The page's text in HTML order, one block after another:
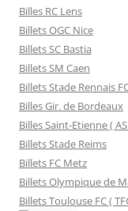
Billes RC Lens
Billets OGC Nice
Billets SC Bastia
Billets SM Caen
Billets Stade Rennais
Billes Gir. de Bordeaux
Billes Saint-Etienne (
Billets Stade Reims
Billets FC Metz
Billets Olympique de
Billets Toulouse FC (